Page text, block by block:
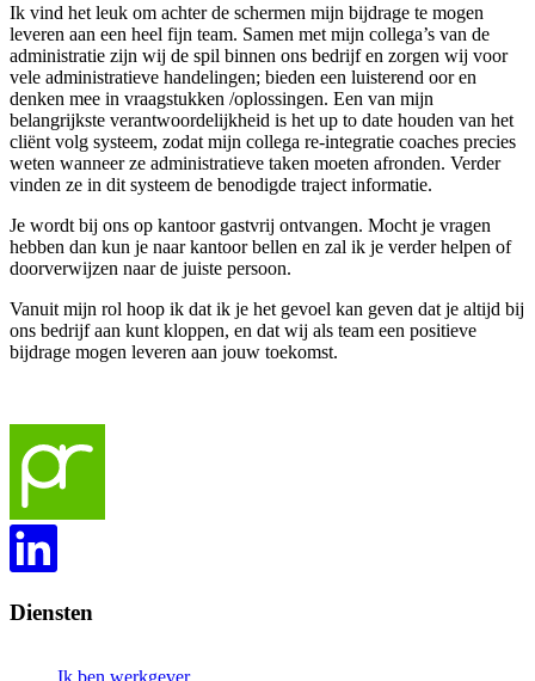
Ik vind het leuk om achter de schermen mijn bijdrage te mogen
leveren aan een heel fijn team. Samen met mijn collega’s van de
administratie zijn wij de spil binnen ons bedrijf en zorgen wij voor
vele administratieve handelingen; bieden een luisterend oor en
denken mee in vraagstukken /oplossingen. Een van mijn
belangrijkste verantwoordelijkheid is het up to date houden van het
cliënt volg systeem, zodat mijn collega re-integratie coaches precies
weten wanneer ze administratieve taken moeten afronden. Verder
vinden ze in dit systeem de benodigde traject informatie.
Je wordt bij ons op kantoor gastvrij ontvangen. Mocht je vragen
hebben dan kun je naar kantoor bellen en zal ik je verder helpen of
doorverwijzen naar de juiste persoon.
Vanuit mijn rol hoop ik dat ik je het gevoel kan geven dat je altijd bij
ons bedrijf aan kunt kloppen, en dat wij als team een positieve
bijdrage mogen leveren aan jouw toekomst.
Diensten